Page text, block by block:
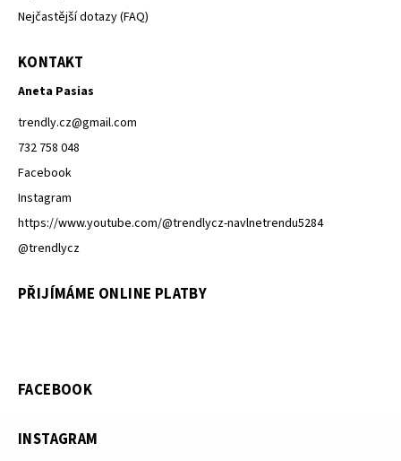
Nejčastější dotazy (FAQ)
KONTAKT
Aneta Pasias
trendly.cz@gmail.com
732 758 048
Facebook
Instagram
https://www.youtube.com/@trendlycz-navlnetrendu5284
@trendlycz
PŘIJÍMÁME ONLINE PLATBY
FACEBOOK
INSTAGRAM